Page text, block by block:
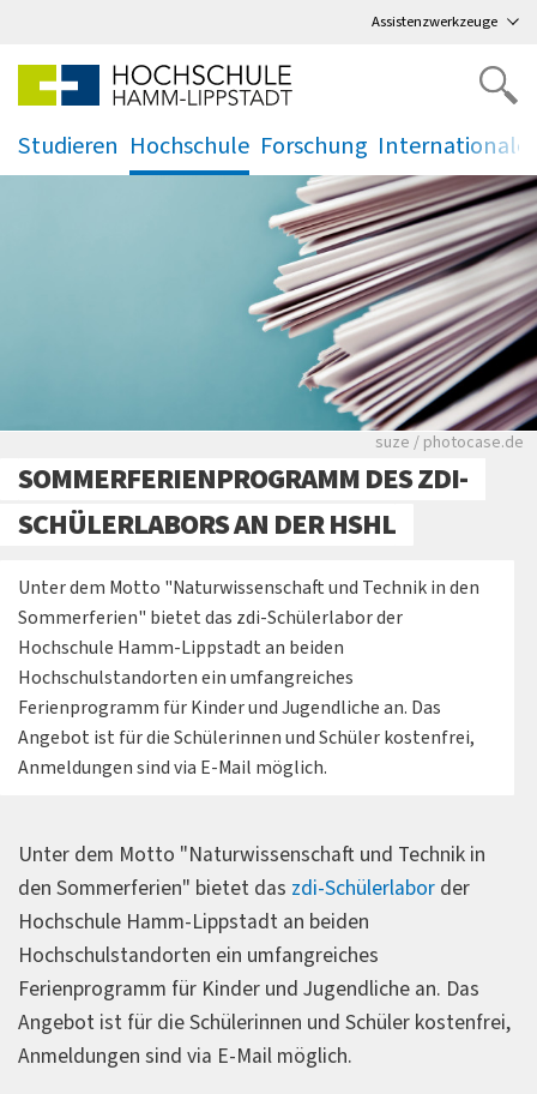
Assistenzwerkzeuge
Studieren
.
Hochschule
.
Forschung
. .
Viele Zeitungen.
suze / photocase.de
SOMMERFERIENPROGRAMM DES ZDI-
SCHÜLERLABORS AN DER HSHL
Unter dem Motto "Naturwissenschaft und Technik in den
Sommerferien" bietet das zdi-Schülerlabor der
Hochschule Hamm-Lippstadt an beiden
Hochschulstandorten ein umfangreiches
Ferienprogramm für Kinder und Jugendliche an. Das
Angebot ist für die Schülerinnen und Schüler kostenfrei,
Anmeldungen sind via E-Mail möglich.
Unter dem Motto "Naturwissenschaft und Technik in
den Sommerferien" bietet das zdi-Schülerlabor der
Hochschule Hamm-Lippstadt an beiden
Hochschulstandorten ein umfangreiches
Ferienprogramm für Kinder und Jugendliche an. Das
Angebot ist für die Schülerinnen und Schüler kostenfrei,
Anmeldungen sind via E-Mail möglich.